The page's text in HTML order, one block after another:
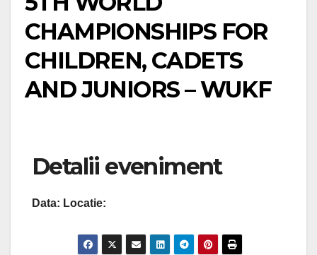
CHAMPIONSHIPS FOR
CHILDREN, CADETS
AND JUNIORS – WUKF
Detalii eveniment
Data: Locatie: